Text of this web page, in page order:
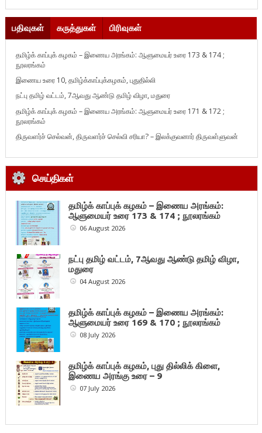
பதிவுகள் கருத்துகள் பிரிவுகள்
தமிழ்க் காப்புக் கழகம் – இணைய அரங்கம்: ஆளுமையர் உரை 173 & 174 ;
நூலரங்கம்
இணைய உரை 10, தமிழ்க்காப்புக்கழகம், புதுதில்லி
நட்பு தமிழ் வட்டம், 7ஆவது ஆண்டு தமிழ் விழா, மதுரை
தமிழ்க் காப்புக் கழகம் – இணைய அரங்கம்: ஆளுமையர் உரை 171 & 172 ;
நூலரங்கம்
திருவளர்ச் செல்வன், திருவளர்ச் செல்வி சரியா? – இலக்குவனார் திருவள்ளுவன்
செய்திகள்
தமிழ்க் காப்புக் கழகம் – இணைய அரங்கம்:
ஆளுமையர் உரை 173 & 174 ; நூலரங்கம்
06 August 2026
நட்பு தமிழ் வட்டம், 7ஆவது ஆண்டு தமிழ் விழா,
மதுரை
04 August 2026
தமிழ்க் காப்புக் கழகம் – இணைய அரங்கம்:
ஆளுமையர் உரை 169 & 170 ; நூலரங்கம்
08 July 2026
தமிழ்க் காப்புக் கழகம், புது தில்லிக் கிளை,
இணைய அரங்கு உரை – 9
07 July 2026